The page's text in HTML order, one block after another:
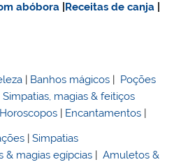
abóbora Receitas de canja
Banhos mágicos
Poções
Simpatias, magias & feitiços
Horoscopos Encantamentos
|Simpatias
& magias egípcias |Amuletos &